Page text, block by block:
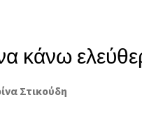
κάνω
Στικούδη